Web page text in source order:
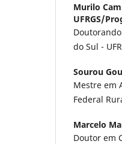
Murilo
UFRGS/
do Sul -
Sourou
Mestre em
Federal
Marcelo
Doutor em